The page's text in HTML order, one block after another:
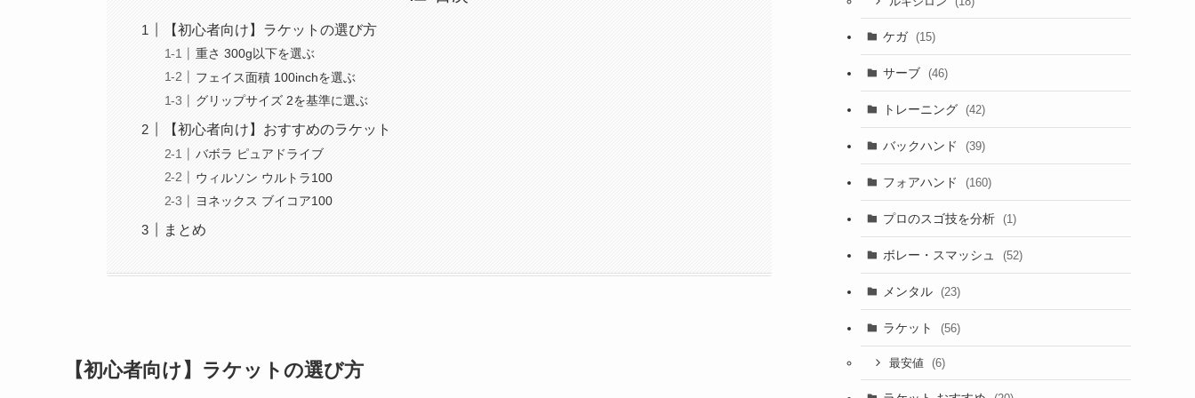
【初心者向け】ラケットの選び方
重さ 300g以下を選ぶ
フェイス面積 100inchを選ぶ
グリップサイズ 2を基準に選ぶ
【初心者向け】おすすめのラケット
バボラ ピュアドライブ
ウィルソン ウルトラ100
ヨネックス ブイコア100
まとめ
【初心者向け】ラケットの選び方
ケガ (15)
サーブ (46)
トレーニング (42)
バックハンド (39)
フォアハンド (160)
プロのスゴ技を分析 (1)
ボレー・スマッシュ (52)
メンタル (23)
ラケット (56)
最安値 (6)